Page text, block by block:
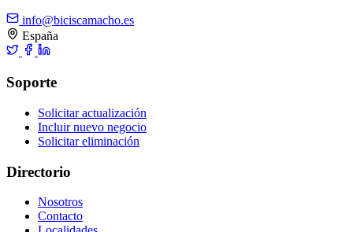
info@biciscamacho.es
España
Soporte
Solicitar actualización
Incluir nuevo negocio
Solicitar eliminación
Directorio
Nosotros
Contacto